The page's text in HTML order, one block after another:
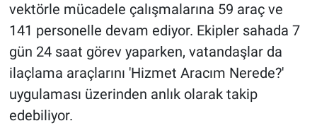
vektörle mücadele çalışmalarına 59 araç ve
141 personelle devam ediyor. Ekipler sahada 7
gün 24 saat görev yaparken, vatandaşlar da
ilaçlama araçlarını 'Hizmet Aracım Nerede?'
uygulaması üzerinden anlık olarak takip
edebiliyor.